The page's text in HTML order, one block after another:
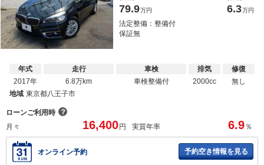
79.9万円 6.3万円
法定整備：整備付
保証無
年式
2017年
走行
6.8万km
車検
車検整備付
排気
2000cc
修復
無し
地域 東京都八王子市
ローンご利用時 ？
月々
16,400円 実質年率 6.9 ％
オンライン予約 予約空き情報を見る